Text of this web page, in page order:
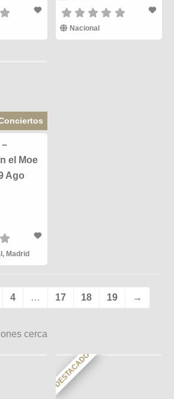
Nacional
–
el Moe
Ago
Madrid
4 … 17 18 19 →
cerca
DESTACADO